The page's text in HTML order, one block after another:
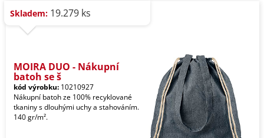
Skladem: 19.279 ks
MOIRA DUO - Nákupní
batoh se š
kód výrobku: 10210927
Nákupní batoh ze 100% recyklované
tkaniny s dlouhými uchy a stahováním.
140 gr/m².